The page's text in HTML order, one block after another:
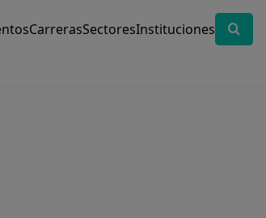
CarrerasSectoresInstituciones